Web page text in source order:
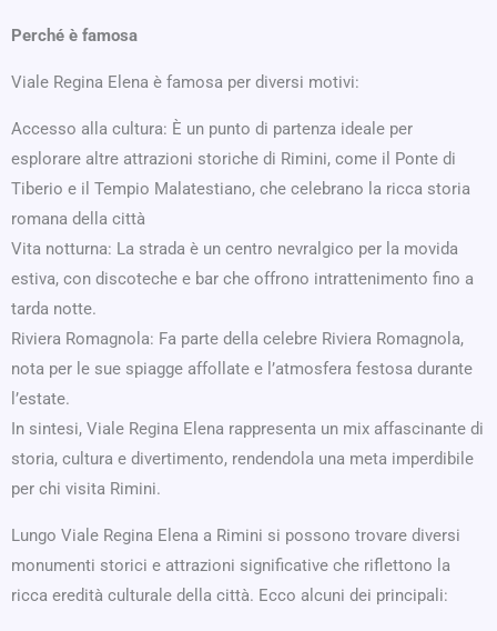
Perché è famosa
Viale Regina Elena è famosa per diversi motivi:
Accesso alla cultura: È un punto di partenza ideale per
esplorare altre attrazioni storiche di Rimini, come il Ponte di
Tiberio e il Tempio Malatestiano, che celebrano la ricca storia
romana della città
Vita notturna: La strada è un centro nevralgico per la movida
estiva, con discoteche e bar che offrono intrattenimento fino a
tarda notte.
Riviera Romagnola: Fa parte della celebre Riviera Romagnola,
nota per le sue spiagge affollate e l’atmosfera festosa durante
l’estate.
In sintesi, Viale Regina Elena rappresenta un mix affascinante di
storia, cultura e divertimento, rendendola una meta imperdibile
per chi visita Rimini.
Lungo Viale Regina Elena a Rimini si possono trovare diversi
monumenti storici e attrazioni significative che riflettono la
ricca eredità culturale della città. Ecco alcuni dei principali: